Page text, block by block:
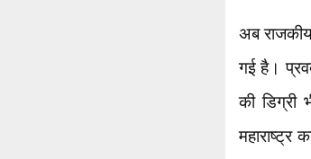
अब
गई है।
की
महाराष्ट्र